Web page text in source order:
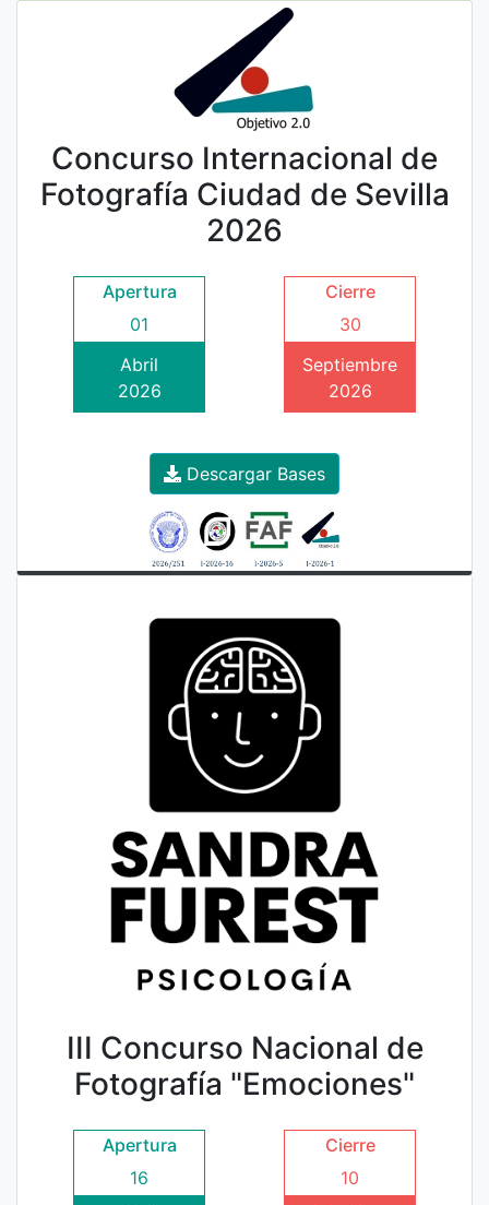
Concurso Internacional de
Fotografía Ciudad de Sevilla
2026
Apertura
01
Abril
2026
Cierre
30
Septiembre
2026
Descargar Bases
III Concurso Nacional de
Fotografía "Emociones"
Apertura
16
Cierre
10